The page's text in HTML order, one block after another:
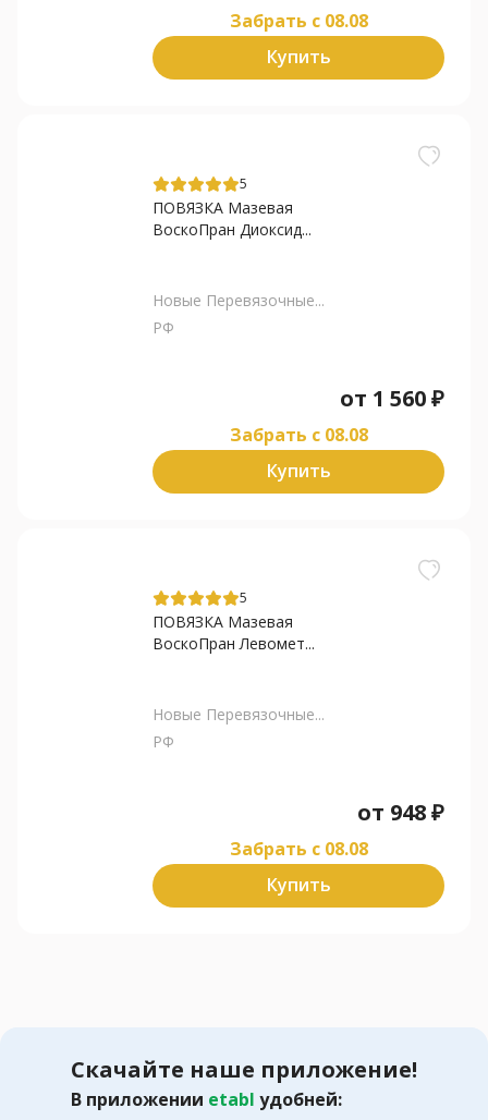
Забрать c 08.08
Купить
5
ПОВЯЗКА Мазевая
ВоскоПран Диоксид...
Новые Перевязочные...
РФ
от 1 560₽
Забрать c 08.08
Купить
5
ПОВЯЗКА Мазевая
ВоскоПран Левомет...
Новые Перевязочные...
РФ
от 948₽
Забрать c 08.08
Купить
Скачайте наше приложение!
В приложении etabl удобней: